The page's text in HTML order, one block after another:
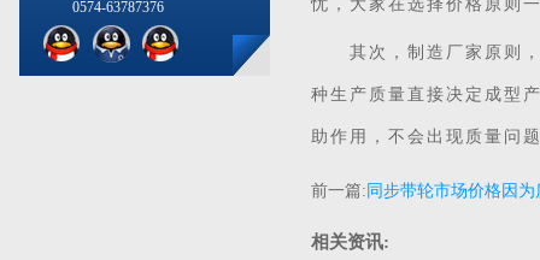
0574-63787376
忧，大家在选择价格原则
其次，制造厂家原则，
种生产质量直接决定成型
助作用，不会出现质量问
前一篇: 同步带轮市场价格因
相关资讯: